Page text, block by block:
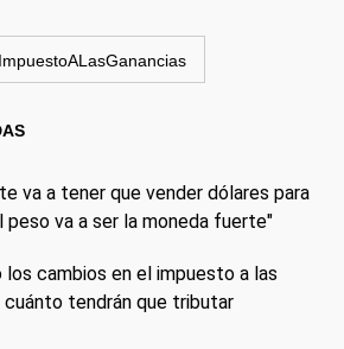
ImpuestoALasGanancias
va a tener que vender dólares para
peso va a ser la moneda fuerte"
los cambios en el impuesto a las
cuánto tendrán que tributar